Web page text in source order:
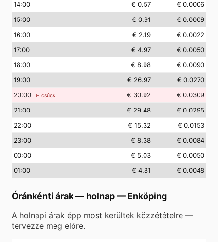
14:00 € 0.57
€ 0.0006
15:00 € 0.91
€ 0.0009
16:00 € 2.19
€ 0.0022
17:00 € 4.97
€ 0.0050
18:00 € 8.98
€ 0.0090
19:00 € 26.97
€ 0.0270
20:00 ← csúcs € 30.92
€ 0.0309
21:00 € 29.48
€ 0.0295
22:00 € 15.32
€ 0.0153
23:00 € 8.38
€ 0.0084
00:00 € 5.03
€ 0.0050
01:00 € 4.81 € 0.0048
Óránkénti árak — holnap— Enköping
A holnapi árak épp most kerültek közzétételre —
tervezze meg előre.